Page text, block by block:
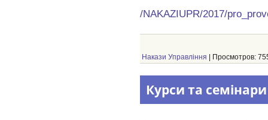
/NAKAZIUPR/2017/
Накази Управління | Просмотров:
Курси та